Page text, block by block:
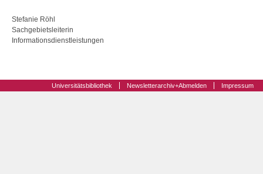
Stefanie Röhl
Sachgebietsleiterin
Informationsdienstleistungen
Universitätsbibliothek Newsletterarchiv+Abmelden Impressum